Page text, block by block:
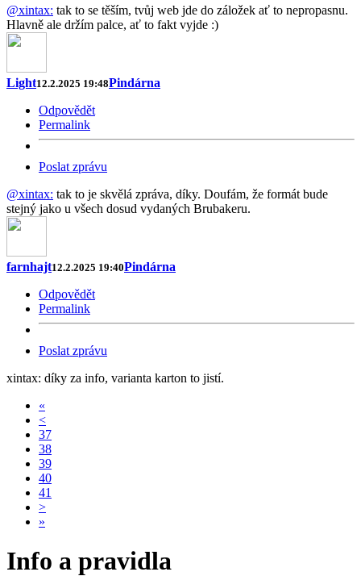
@xintax: tak to se těším, tvůj web jde do záložek ať to nepropasnu.
Hlavně ale držím palce, ať to fakt vyjde :)
Light12.2.2025 19:48Pindárna
Odpovědět
Permalink
Poslat zprávu
@xintax: tak to je skvělá zpráva, díky. Doufám, že formát bude
stejný jako u všech dosud vydaných Brubakeru.
farnhajt12.2.2025 19:40Pindárna
Odpovědět
Permalink
Poslat zprávu
xintax: díky za info, varianta karton to jistí.
«
<
37
38
39
40
41
>
»
Info a pravidla